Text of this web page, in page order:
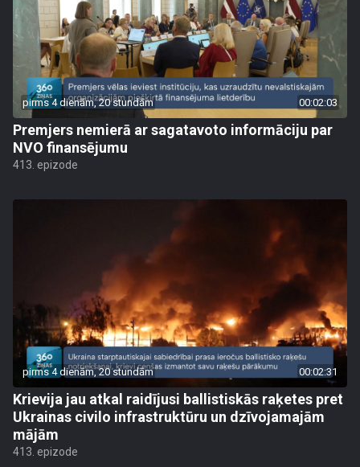
pirms 4 dienām, 20 stundām 00:02:03
Premjers nemierā ar sagatavoto informāciju par
NVO finansējumu
413. epizode
pirms 4 dienām, 20 stundām 00:02:31
Krievija jau atkal raidījusi ballistiskās raķetes pret
Ukrainas civilo infrastruktūru un dzīvojamajām
mājām
413. epizode